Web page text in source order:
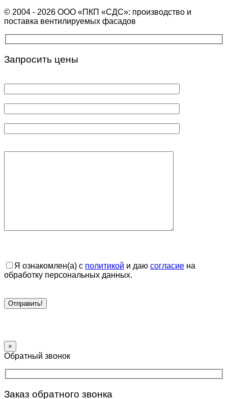
© 2004 - 2026 ООО «ПКП «СДС»: производство и
поставка вентилируемых фасадов
Запросить цены
Я ознакомлен(а) с политикой и даю согласие на
обработку персональных данных.
×
Обратный звонок
Заказ обратного звонка